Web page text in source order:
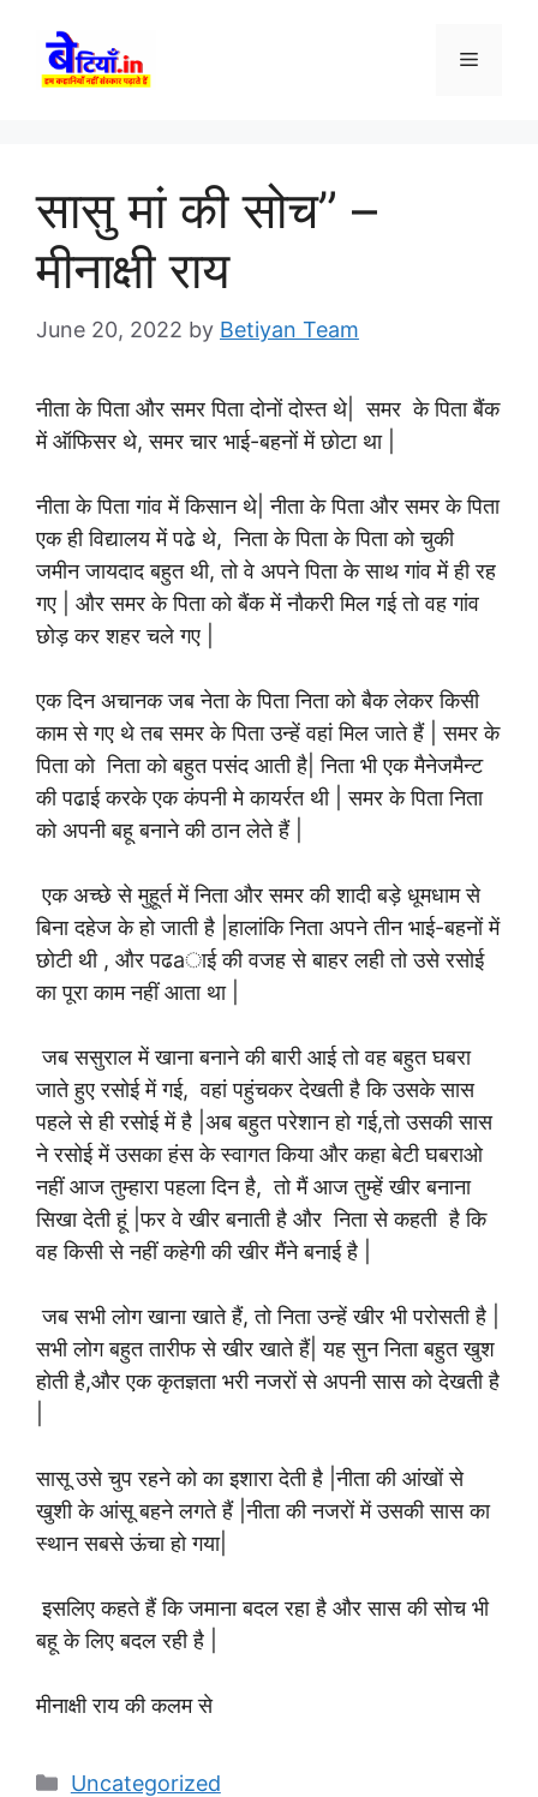
content
Menu
सासु मां की सोच” –
मीनाक्षी राय
June 20, 2022 by Betiyan Team
नीता के पिता और समर पिता दोनों दोस्त थे| समर के पिता बैंक
में ऑफिसर थे, समर चार भाई-बहनों में छोटा था |
नीता के पिता गांव में किसान थे| नीता के पिता और समर के पिता
एक ही विद्यालय में पढे थे, निता के पिता के पिता को चुकी
जमीन जायदाद बहुत थी, तो वे अपने पिता के साथ गांव में ही रह
गए | और समर के पिता को बैंक में नौकरी मिल गई तो वह गांव
छोड़ कर शहर चले गए |
एक दिन अचानक जब नेता के पिता निता को बैक लेकर किसी
काम से गए थे तब समर के पिता उन्हें वहां मिल जाते हैं | समर के
पिता को निता को बहुत पसंद आती है| निता भी एक मैनेजमैन्ट
की पढाई करके एक कंपनी मे कायर्रत थी | समर के पिता निता
को अपनी बहू बनाने की ठान लेते हैं |
एक अच्छे से मुहूर्त में निता और समर की शादी बड़े धूमधाम से
बिना दहेज के हो जाती है |हालांकि निता अपने तीन भाई-बहनों में
छोटी थी , और पढaाई की वजह से बाहर लही तो उसे रसोई
का पूरा काम नहीं आता था |
जब ससुराल में खाना बनाने की बारी आई तो वह बहुत घबरा
जाते हुए रसोई में गई, वहां पहुंचकर देखती है कि उसके सास
पहले से ही रसोई में है |अब बहुत परेशान हो गई,तो उसकी सास
ने रसोई में उसका हंस के स्वागत किया और कहा बेटी घबराओ
नहीं आज तुम्हारा पहला दिन है, तो मैं आज तुम्हें खीर बनाना
सिखा देती हूं |फर वे खीर बनाती है और निता से कहती है कि
वह किसी से नहीं कहेगी की खीर मैंने बनाई है |
जब सभी लोग खाना खाते हैं, तो निता उन्हें खीर भी परोसती है |
सभी लोग बहुत तारीफ से खीर खाते हैं| यह सुन निता बहुत खुश
होती है,और एक कृतज्ञता भरी नजरों से अपनी सास को देखती है
सासू उसे चुप रहने को का इशारा देती है |नीता की आंखों से
खुशी के आंसू बहने लगते हैं |नीता की नजरों में उसकी सास का
स्थान सबसे ऊंचा हो गया|
इसलिए कहते हैं कि जमाना बदल रहा है और सास की सोच भी
बहू के लिए बदल रही है |
मीनाक्षी राय की कलम से
Categories
Uncategorized